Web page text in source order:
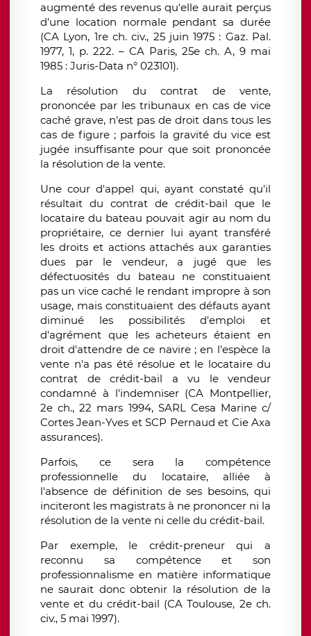
augmenté des revenus qu'elle aurait perçus
d'une location normale pendant sa durée
(CA Lyon, 1re ch. civ., 25 juin 1975 : Gaz. Pal.
1977, 1, p. 222. – CA Paris, 25e ch. A, 9 mai
1985 : Juris-Data n° 023101).
La résolution du contrat de vente,
prononcée par les tribunaux en cas de vice
caché grave, n'est pas de droit dans tous les
cas de figure ; parfois la gravité du vice est
jugée insuffisante pour que soit prononcée
la résolution de la vente.
Une cour d'appel qui, ayant constaté qu'il
résultait du contrat de crédit-bail que le
locataire du bateau pouvait agir au nom du
propriétaire, ce dernier lui ayant transféré
les droits et actions attachés aux garanties
dues par le vendeur, a jugé que les
défectuosités du bateau ne constituaient
pas un vice caché le rendant impropre à son
usage, mais constituaient des défauts ayant
diminué les possibilités d'emploi et
d'agrément que les acheteurs étaient en
droit d'attendre de ce navire ; en l'espèce la
vente n'a pas été résolue et le locataire du
contrat de crédit-bail a vu le vendeur
condamné à l'indemniser (CA Montpellier,
2e ch., 22 mars 1994, SARL Cesa Marine c/
Cortes Jean-Yves et SCP Pernaud et Cie Axa
assurances).
Parfois, ce sera la compétence
professionnelle du locataire, alliée à
l'absence de définition de ses besoins, qui
inciteront les magistrats à ne prononcer ni la
résolution de la vente ni celle du crédit-bail.
Par exemple, le crédit-preneur qui a
reconnu sa compétence et son
professionnalisme en matière informatique
ne saurait donc obtenir la résolution de la
vente et du crédit-bail (CA Toulouse, 2e ch.
civ., 5 mai 1997).